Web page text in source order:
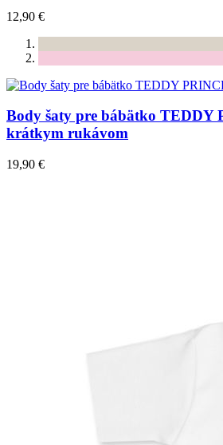
12,90 €
Body šaty pre bábätko TEDDY
krátkym rukávom
19,90 €